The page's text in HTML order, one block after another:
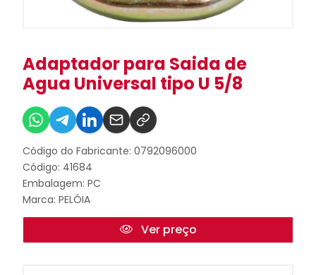
Adaptador para Saida de
Agua Universal tipo U 5/8
Código do Fabricante: 0792096000
Código: 41684
Embalagem: PC
Marca: PELÓIA
Ver preço